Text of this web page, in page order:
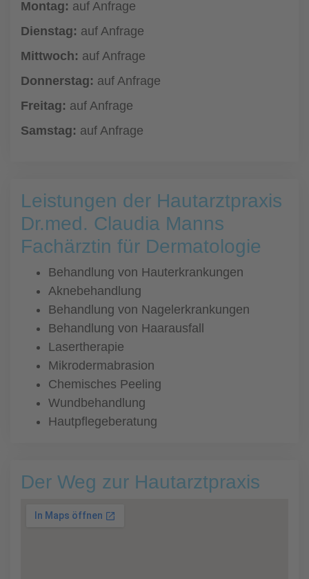
Montag: auf Anfrage
Dienstag: auf Anfrage
Mittwoch: auf Anfrage
Donnerstag: auf Anfrage
Freitag: auf Anfrage
Samstag: auf Anfrage
Leistungen der Hautarztpraxis
Dr.med. Claudia Manns
Fachärztin für Dermatologie
Behandlung von Hauterkrankungen
Aknebehandlung
Behandlung von Nagelerkrankungen
Behandlung von Haarausfall
Lasertherapie
Mikrodermabrasion
Chemisches Peeling
Wundbehandlung
Hautpflegeberatung
Der Weg zur Hautarztpraxis